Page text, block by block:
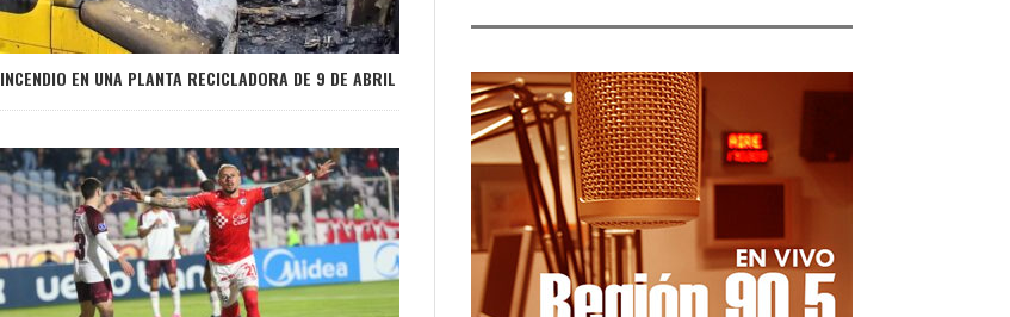
INCENDIO EN UNA PLANTA RECICLADORA DE 9 DE ABRIL